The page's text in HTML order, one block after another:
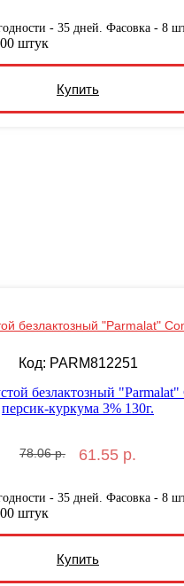
- 35 дней. Фасовка - 8
Купить
штук
безлактозный "Parmalat"
Код: PARM812251
78.06 р. 61.55 р.
- 35 дней. Фасовка - 8
Купить
штук